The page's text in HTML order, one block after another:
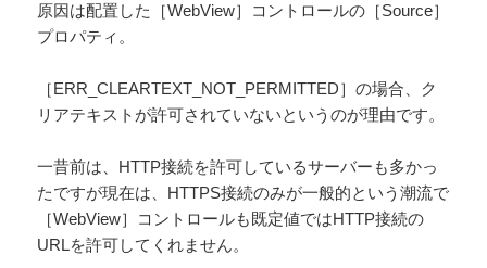
原因は配置した［WebView］コントロールの［Source］
プロパティ。
［ERR_CLEARTEXT_NOT_PERMITTED］の場合、ク
リアテキストが許可されていないというのが理由です。
一昔前は、HTTP接続を許可しているサーバーも多かっ
たですが現在は、HTTPS接続のみが一般的という潮流で
［WebView］コントロールも既定値ではHTTP接続の
URLを許可してくれません。